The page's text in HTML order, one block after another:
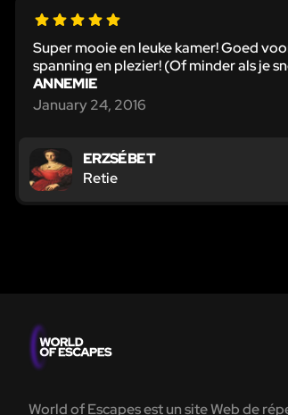
Super mooie en leuke kamer! Goed
spanning en plezier! (Of minder als je
ANNEMIE
January 24, 2016
ERZSÉBET
Retie
World of Escapes est un site Web de